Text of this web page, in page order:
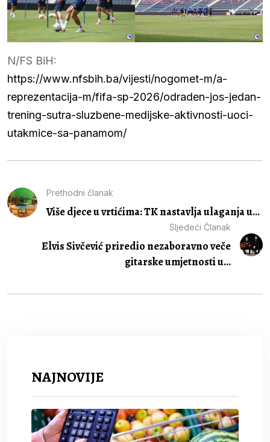
N/FS BiH:
https://www.nfsbih.ba/vijesti/nogomet-m/a-
reprezentacija-m/fifa-sp-2026/odraden-jos-jedan-
trening-sutra-sluzbene-medijske-aktivnosti-uoci-
utakmice-sa-panamom/
Prethodni članak
Više djece u vrtićima: TK nastavlja ulaganja u...
Sljedeći Članak
Elvis Sivčević priredio nezaboravno veče
gitarske umjetnosti u...
NAJNOVIJE